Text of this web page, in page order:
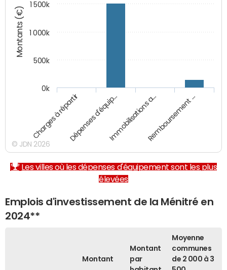
Montants (€)
Charges à répartirDépenses d'équip…Immobilisations a…Remboursement …
0k
500k
1 000k
1 500k
© JDN 2026
Les villes où les dépenses d'équipement sont les plus
élevées
Emplois d'investissement de la Ménitré en
2024**
Montant
Montant
par
Moyenne
communes
de 2 000 à 3